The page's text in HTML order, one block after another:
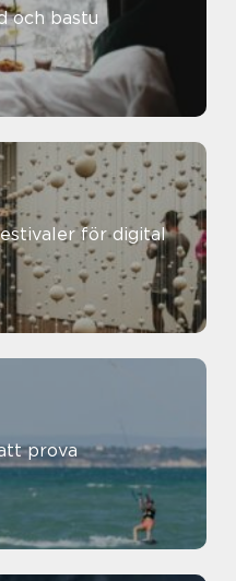
och bastu
för digital
prova